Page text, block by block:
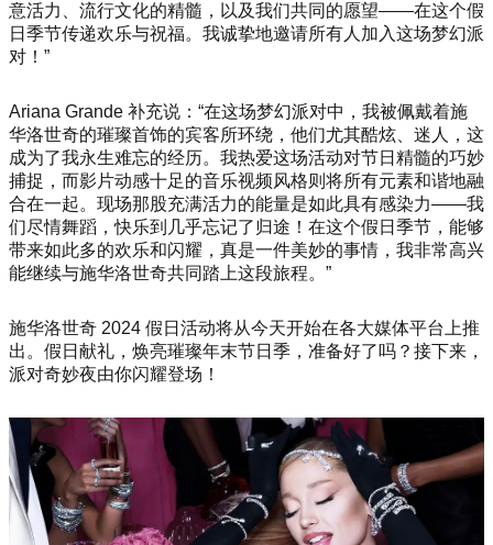
意活力、流行文化的精髓，以及我们共同的愿望——在这个假
日季节传递欢乐与祝福。我诚挚地邀请所有人加入这场梦幻派
对！”
Ariana Grande 补充说：“在这场梦幻派对中，我被佩戴着施
华洛世奇的璀璨首饰的宾客所环绕，他们尤其酷炫、迷人，这
成为了我永生难忘的经历。我热爱这场活动对节日精髓的巧妙
捕捉，而影片动感十足的音乐视频风格则将所有元素和谐地融
合在一起。现场那股充满活力的能量是如此具有感染力——我
们尽情舞蹈，快乐到几乎忘记了归途！在这个假日季节，能够
带来如此多的欢乐和闪耀，真是一件美妙的事情，我非常高兴
能继续与施华洛世奇共同踏上这段旅程。”
施华洛世奇 2024 假日活动将从今天开始在各大媒体平台上推
出。假日献礼，焕亮璀璨年末节日季，准备好了吗？接下来，
派对奇妙夜由你闪耀登场！